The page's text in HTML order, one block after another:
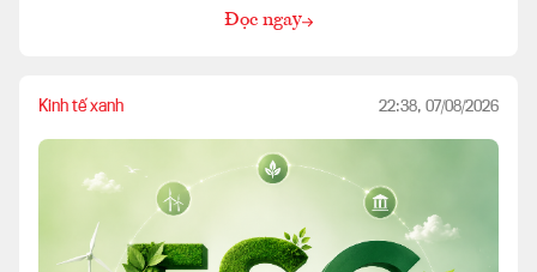
Đọc ngay
Kinh tế xanh 22:38, 07/08/2026